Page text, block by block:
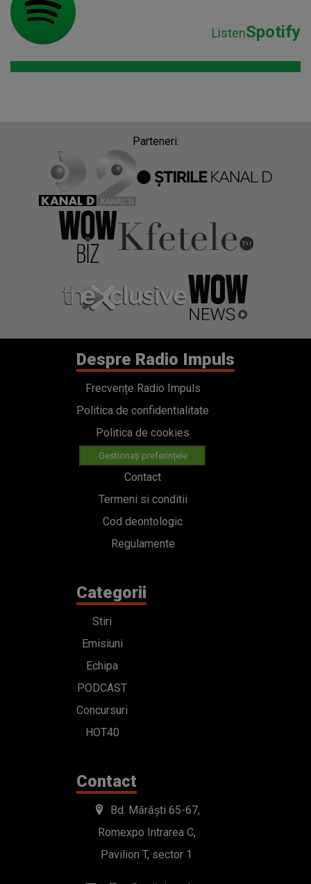
ListenSpotify
Parteneri:
Despre Radio Impuls
Frecvențe Radio Impuls
Politica de confidentialitate
Politica de cookies
Gestionați preferințele
Contact
Termeni si conditii
Cod deontologic
Regulamente
Categorii
Stiri
Emisiuni
Echipa
PODCAST
Concursuri
HOT40
Contact
Bd. Mărăști 65-67,
Romexpo Intrarea C,
Pavilion T, sector 1